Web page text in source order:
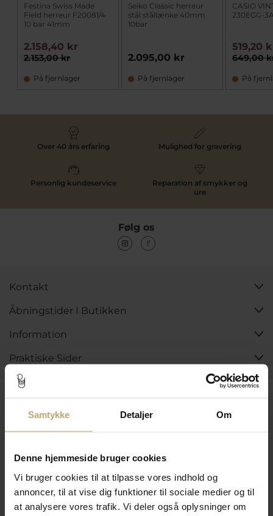
Samtykke Detaljer Om
Denne hjemmeside bruger cookies
Vi bruger cookies til at tilpasse vores indhold og
annoncer, til at vise dig funktioner til sociale medier og til
at analysere vores trafik. Vi deler også oplysninger om
Festina Swiss Made
Field herreur F20081/4
10 bar 41mm
2.153,00 kr
2.158,40 kr
På fjernlager
Seiko Classic herreur
stål stållænke 40mm
10bar
2.095,00 kr
På fjernlager
CASIO
230EGG-
649,00
519,20
På
Over 40 års erfaring Mulighed for gravering
Personlig kundeservice
Reparation af smykker og
ure
Følg os
Kontakt
Åbningstider I Butikken
Information
Praktiske Sider
Sikker Og Tryg E-Handel